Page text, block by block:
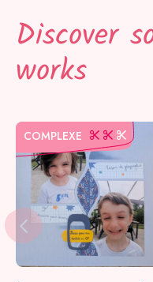
Discover
works
COMPLEXE